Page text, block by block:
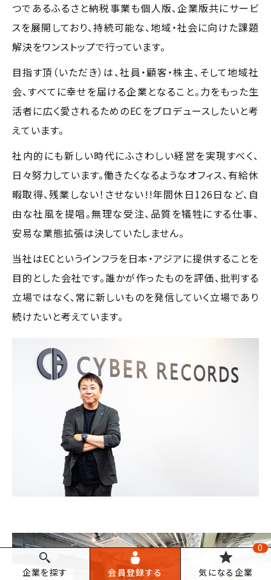
企業を探す 会員登録する 気になる 企業
0
つであるふるさと納税事業も個人版、企業版共にサービ
スを展開しており、持続可能な、地域・社会に向けた課題
解決をワンストップで行っています。
目指す頂（いただき）は、社員・顧客・株主、そして地域社
会、すべてに幸せを届ける企業となること。力をもった生
活者に広く愛されるためのECをプロデュースしたいと考
えています。
社内的にも新しい時代にふさわしい経営を実現すべく、
日々努力しています。働きたくなるようなオフィス、有給休
暇取得、残業しない！させない!!年間休日126日など、自
由な社風を提唱。無理な受注、品質を犠牲にする仕事、
安易な業態拡張は決していたしません。
当社はECというインフラを日本・アジアに提供することを
目的とした会社です。誰かが作ったものを評価、批判する
立場ではなく、常に新しいものを発信していく立場であり
続けたいと考えています。